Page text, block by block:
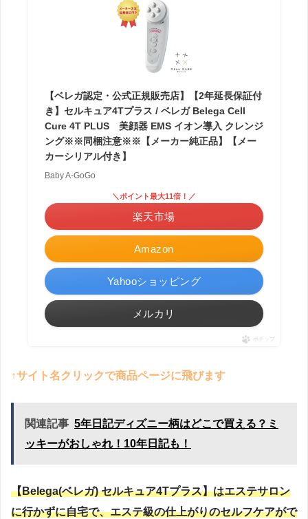
【ベレガ認定・公式正規販売店】【2年延長保証付
き】セルキュア4Tプラス / ベレガ Belega Cell
Cure 4T PLUS 美顔器 EMS イオン導入 クレンジ
ング※※同梱注意※※【メーカー純正品】【メー
カーシリアル付き】
Baby A-GoGo
Amazon
＼ポイント最大11倍！／
楽天市場
Yahooショッピング
メルカリ
ポチップ
↑サイト名クリックで商品ページに飛びます
関連記事 5年日記ディズニー柄はどこで買える？ミ
ッキーがおしゃれ！10年日記も！
【Belega(ベレガ) セルキュア4Tプラス】はエステサロン
に行かずに自宅で、エステ級の仕上がりのセルフケアがで